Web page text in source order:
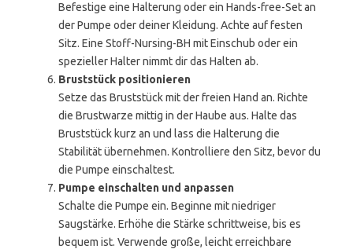
Befestige eine Halterung oder ein Hands-free-Set an
der Pumpe oder deiner Kleidung. Achte auf festen
Sitz. Eine Stoff-Nursing-BH mit Einschub oder ein
spezieller Halter nimmt dir das Halten ab.
Bruststück positionieren
Setze das Bruststück mit der freien Hand an. Richte
die Brustwarze mittig in der Haube aus. Halte das
Bruststück kurz an und lass die Halterung die
Stabilität übernehmen. Kontrolliere den Sitz, bevor du
die Pumpe einschaltest.
Pumpe einschalten und anpassen
Schalte die Pumpe ein. Beginne mit niedriger
Saugstärke. Erhöhe die Stärke schrittweise, bis es
bequem ist. Verwende große, leicht erreichbare